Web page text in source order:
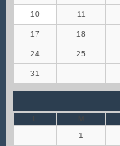
10 11
17 18
24 25
31
L M
1